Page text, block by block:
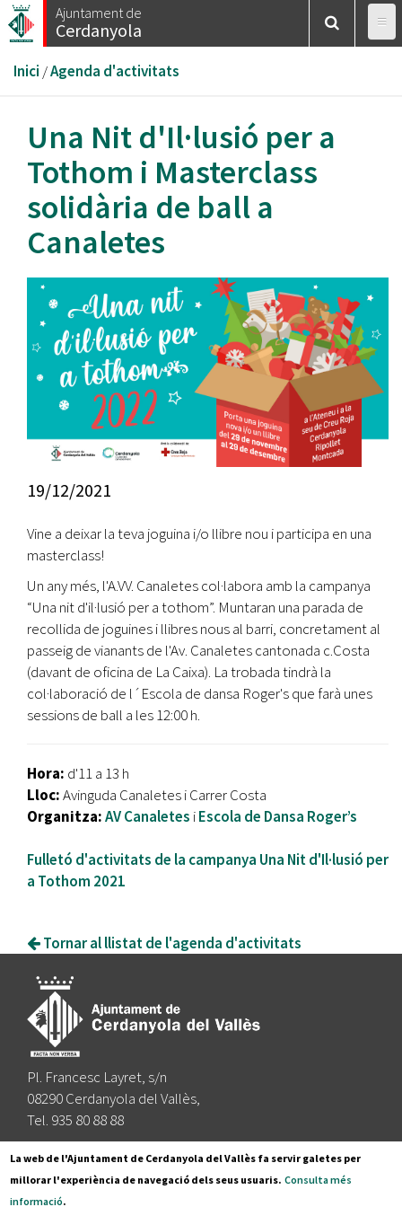
Vés
al
Ajuntament de
Cerdanyola
Esteu
aquí
Inici /Agenda d'activitats
Una Nit d'Il·lusió per a
Tothom i Masterclass
solidària de ball a
Canaletes
19/12/2021
Vine a deixar la teva joguina i/o llibre nou i participa en una
masterclass!
Un any més, l'A.VV. Canaletes col·labora amb la campanya
“Una nit d'il·lusió per a tothom”. Muntaran una parada de
recollida de joguines i llibres nous al barri, concretament al
passeig de vianants de l'Av. Canaletes cantonada c.Costa
(davant de oficina de La Caixa). La trobada tindrà la
col·laboració de l´Escola de dansa Roger's que farà unes
sessions de ball a les 12:00 h.
Hora: d'11 a 13 h
Lloc:Avinguda Canaletes i Carrer Costa
Organitza:AV Canaletes iEscola de Dansa Roger’s
Fulletó d'activitats de la campanya Una Nit d'Il·lusió per
a Tothom 2021
Tornar al llistat de l'agenda d'activitats
Pl. Francesc Layret, s/n
08290 Cerdanyola del Vallès,
Tel. 935 80 88 88
Segueix-nos a:
La web de l'Ajuntament de Cerdanyola del Vallès fa servir galetes per
millorar l'experiència de navegació dels seus usuaris. Consulta més
informació.